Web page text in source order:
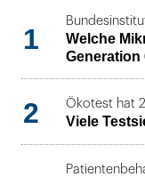
1
Welche
Generation
2 Ökotest hat
Viele